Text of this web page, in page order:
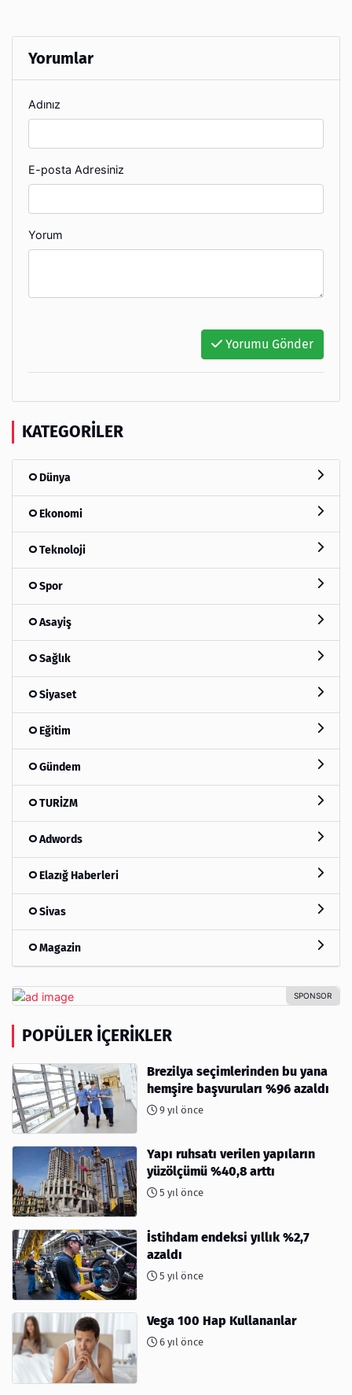
Yorumlar
Adınız
E-posta Adresiniz
Yorum
Yorumu Gönder
KATEGORILER
Dünya
Ekonomi
Teknoloji
Spor
Asayiş
Sağlık
Siyaset
Eğitim
Gündem
TURİZM
Adwords
Elazığ Haberleri
Sivas
Magazin
POPÜLER İÇERIKLER
Brezilya seçimlerinden bu yana
hemşire başvuruları %96 azaldı
9 yıl önce
Yapı ruhsatı verilen yapıların
yüzölçümü %40,8 arttı
5 yıl önce
İstihdam endeksi yıllık %2,7
azaldı
5 yıl önce
Vega 100 Hap Kullananlar
6 yıl önce